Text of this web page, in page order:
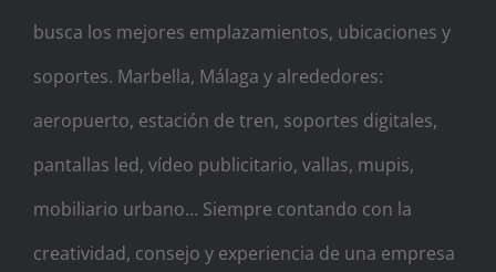
busca los mejores emplazamientos, ubicaciones y
soportes. Marbella, Málaga y alrededores:
aeropuerto, estación de tren, soportes digitales,
pantallas led, vídeo publicitario, vallas, mupis,
mobiliario urbano… Siempre contando con la
creatividad, consejo y experiencia de una empresa